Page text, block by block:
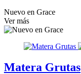
Nuevo en Grace
Ver más
Matera Grutas